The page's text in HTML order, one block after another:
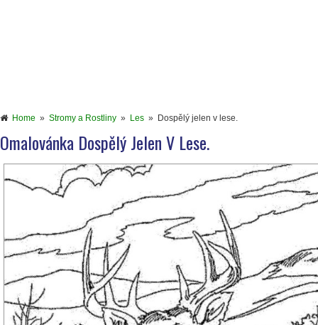
Home » Stromy a Rostliny » Les » Dospělý jelen v lese.
Omalovánka Dospělý Jelen V Lese.